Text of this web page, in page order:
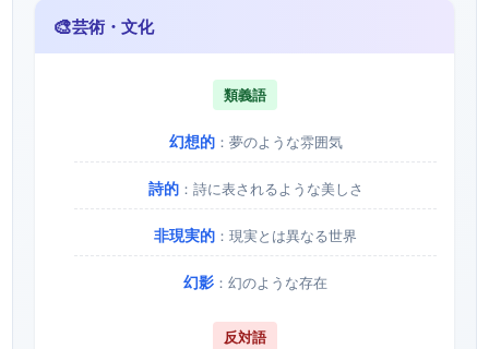
🎨芸術・文化
類義語
幻想的：夢のような雰囲気
詩的：詩に表されるような美しさ
非現実的 ：現実とは異なる世界
幻影 ：幻のような存在
反対語